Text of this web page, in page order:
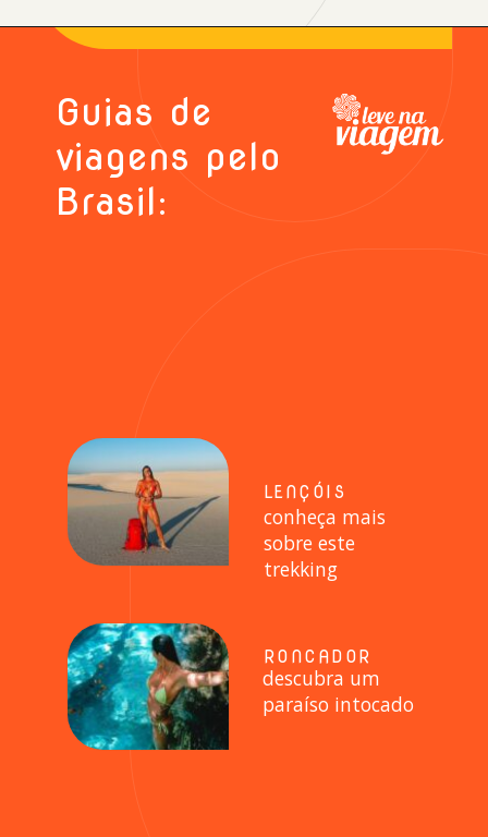
LENÇÓIS
conheça mais
sobre este
trekking
RONCADOR
descubra um
paraíso intocado
Guias de
viagens pelo
Brasil: